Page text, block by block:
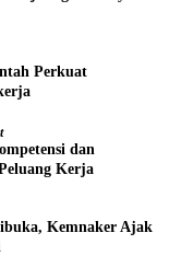
Perkuat
dan
Kerja
Kemnaker Ajak